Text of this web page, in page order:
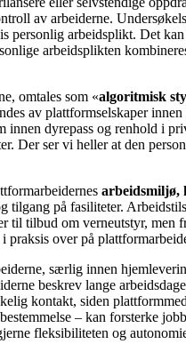
av arbeiderne.
personlig arbeidsplikt. Det
arbeidsplikten
omtales som «algoritmisk
av plattformselskaper
dyrepass og renhold i
Der ser vi heller at den
arbeidsmiljø,
på fasiliteter.
tilbud om verneutstyr, men
over på
særlig innen
beskrev lange
kontakt, siden
– kan forsterke
fleksibiliteten og